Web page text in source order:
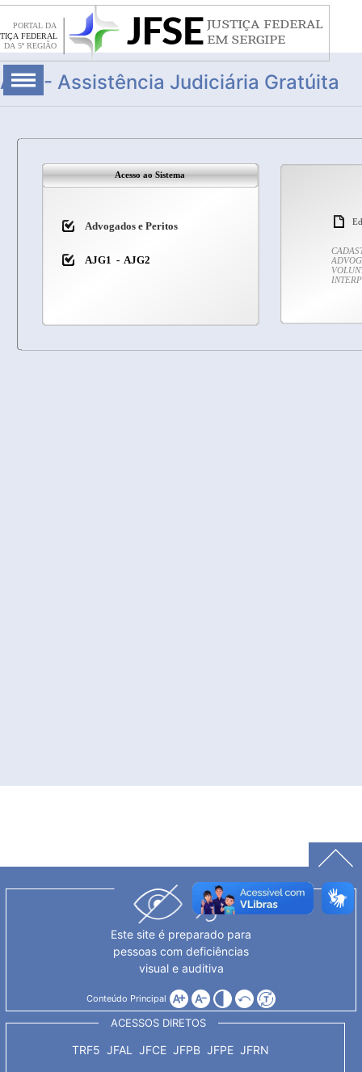
AJG - Assistência Judiciária Gratúita
Este site é preparado para
pessoas com deficiências
visual e auditiva
Conteúdo Principal
ACESSOS DIRETOS
TRF5 JFAL JFCE JFPB JFPE JFRN